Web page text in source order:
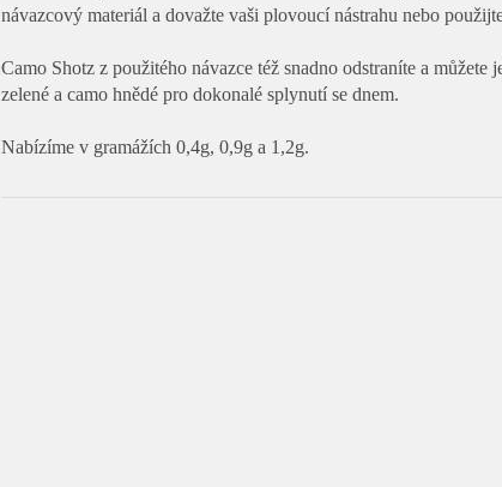
návazcový materiál a dovažte vaši plovoucí nástrahu nebo
Camo Shotz z použitého návazce též snadno odstraníte a
zelené a camo hnědé pro dokonalé splynutí se dnem.
Nabízíme v gramážích 0,4g, 0,9g a 1,2g.